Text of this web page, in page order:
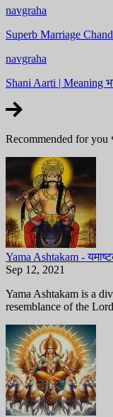
navgraha
Superb Marriage
navgraha
Shani Aarti | Meaning
Recommended for you
Yama Ashtakam -
Sep 12, 2021
Yama Ashtakam is a
resemblance of the